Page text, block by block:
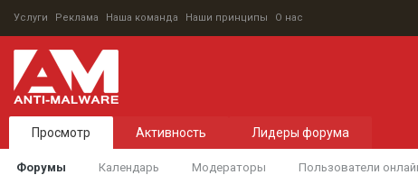
Услуги Реклама Наша команда Наши принципы О нас
Просмотр
Форумы Календарь Модераторы Пользователи
Активность Лидеры форума